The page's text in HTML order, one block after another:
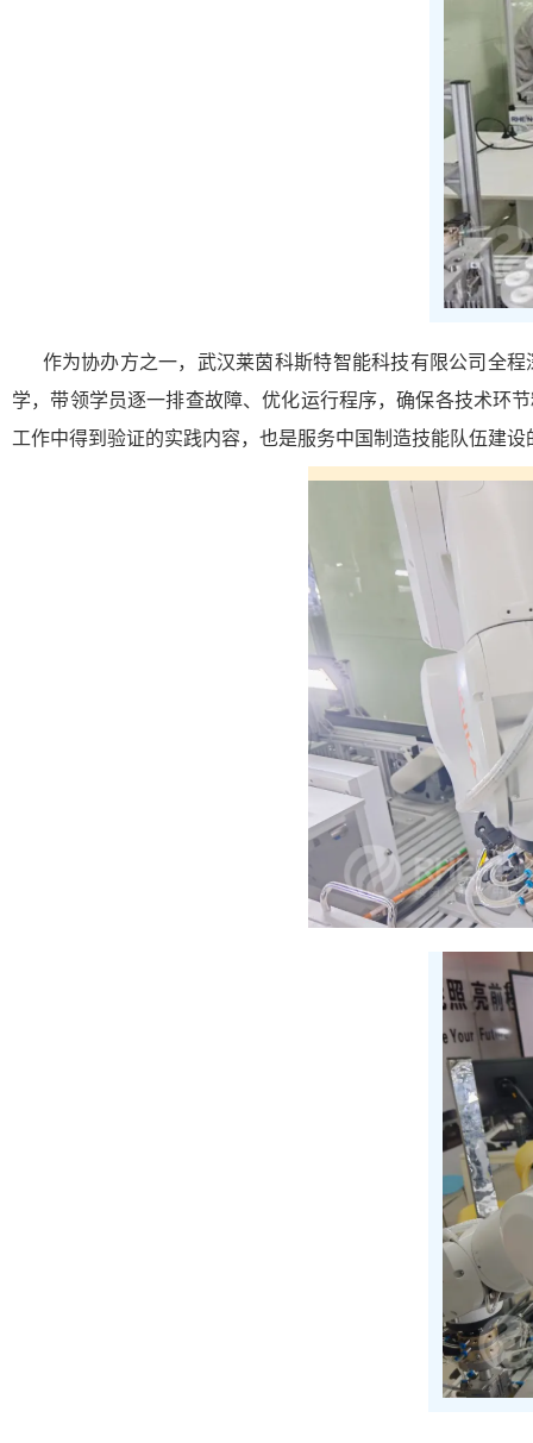
作为协办方之一，武汉莱茵科斯特智能科技有限公司全程
学，带领学员逐一排查故障、优化运行程序，确保各技术环
工作中得到验证的实践内容，也是服务中国制造技能队伍建设